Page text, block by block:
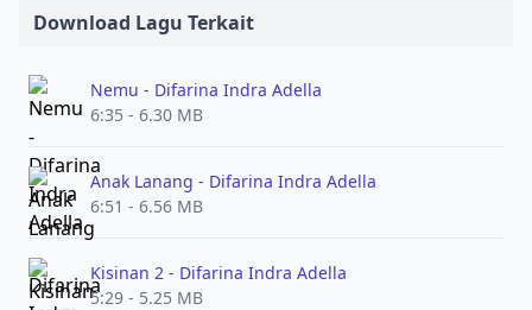
Download Lagu Terkait
Nemu - Difarina Indra Adella
6:35 - 6.30 MB
Anak Lanang - Difarina Indra Adella
6:51 - 6.56 MB
Kisinan 2 - Difarina Indra Adella
5:29 - 5.25 MB